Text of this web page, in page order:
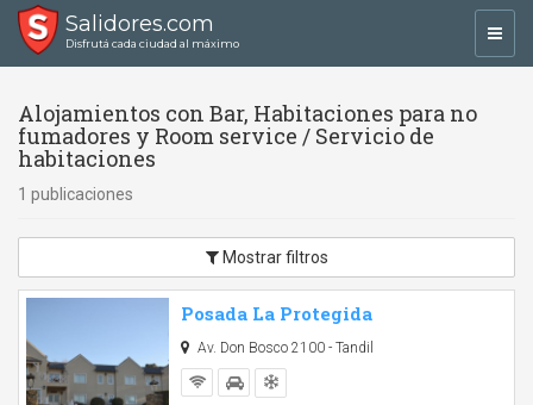
Salidores.com
Disfrutá cada ciudad al máximo
Alojamientos con Bar, Habitaciones para no
fumadores y Room service / Servicio de
habitaciones
1 publicaciones
Mostrar filtros
Posada La Protegida
Av. Don Bosco 2100 - Tandil